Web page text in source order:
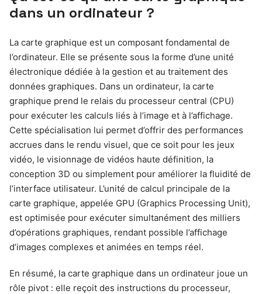
dans un ordinateur ?
La carte graphique est un composant fondamental de
l’ordinateur. Elle se présente sous la forme d’une unité
électronique dédiée à la gestion et au traitement des
données graphiques. Dans un ordinateur, la carte
graphique prend le relais du processeur central (CPU)
pour exécuter les calculs liés à l’image et à l’affichage.
Cette spécialisation lui permet d’offrir des performances
accrues dans le rendu visuel, que ce soit pour les jeux
vidéo, le visionnage de vidéos haute définition, la
conception 3D ou simplement pour améliorer la fluidité de
l’interface utilisateur. L’unité de calcul principale de la
carte graphique, appelée GPU (Graphics Processing Unit),
est optimisée pour exécuter simultanément des milliers
d’opérations graphiques, rendant possible l’affichage
d’images complexes et animées en temps réel.
En résumé, la carte graphique dans un ordinateur joue un
rôle pivot : elle reçoit des instructions du processeur,